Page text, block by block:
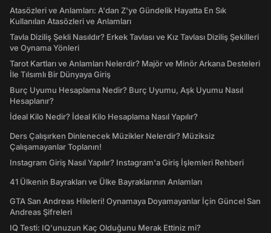
Atasözleri ve Anlamları: A'dan Z'ye Gündelik Hayatta En Sık
Kullanılan Atasözleri ve Anlamları
Tavla Diziliş Şekli Nasıldır? Erkek Tavlası ve Kız Tavlası Diziliş Şekilleri
ve Oynama Yönleri
Tarot Kartları ve Anlamları Nelerdir? Majör ve Minör Arkana Desteleri
İle Tılsımlı Bir Dünyaya Giriş
Burç Uyumu Hesaplama Nedir? Burç Uyumu, Aşk Uyumu Nasıl
Hesaplanır?
İdeal Kilo Nedir? İdeal Kilo Hesaplama Nasıl Yapılır?
Ders Çalışırken Dinlenecek Müzikler Nelerdir? Müziksiz
Çalışamayanlar Toplanın!
Instagram Giriş Nasıl Yapılır? Instagram'a Giriş İşlemleri Rehberi
41 Ülkenin Bayrakları ve Ülke Bayraklarının Anlamları
GTA San Andreas Hileleri! Oynamaya Doyamayanlar İçin Güncel San
Andreas Şifreleri
IQ Testi: IQ'unuzun Kaç Olduğunu Merak Ettiniz mi?